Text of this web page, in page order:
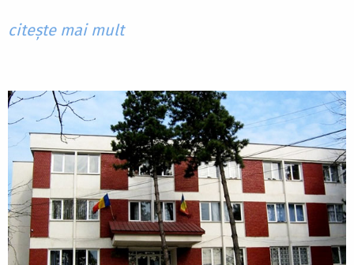
citește mai mult